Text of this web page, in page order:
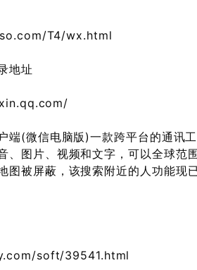
T4/wx.html
地址
端(微信电脑版)一款跨平台的通讯
、图片、视频和文字，可以全球范
图被屏蔽，该搜索附近的人功能现
soft/39541.html